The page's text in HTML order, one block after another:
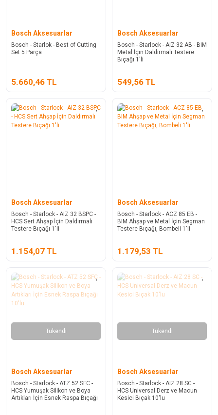
Bosch Aksesuarlar
Bosch - Starlok - Best of Cutting
Set 5 Parça
5.660,46 TL
Bosch Aksesuarlar
Bosch - Starlock - AIZ 32 AB - BIM
Metal İçin Daldırmalı Testere
Bıçağı 1'li
549,56 TL
Bosch Aksesuarlar
Bosch - Starlock - AIZ 32 BSPC -
HCS Sert Ahşap İçin Daldırmalı
Testere Bıçağı 1'li
1.154,07 TL
Bosch Aksesuarlar
Bosch - Starlock - ACZ 85 EB -
BIM Ahşap ve Metal İçin Segman
Testere Bıçağı, Bombeli 1'li
1.179,53 TL
Tükendi
Bosch Aksesuarlar
Bosch - Starlock - ATZ 52 SFC -
HCS Yumuşak Silikon ve Boya
Artıkları İçin Esnek Raspa Bıçağı
Tükendi
Bosch Aksesuarlar
Bosch - Starlock - AIZ 28 SC -
HCS Universal Derz ve Macun
Kesici Bıçak 10'lu